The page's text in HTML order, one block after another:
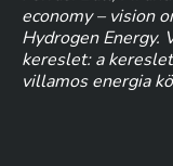
economy – vision
Hydrogen Energy.
kereslet: a
villamos energia